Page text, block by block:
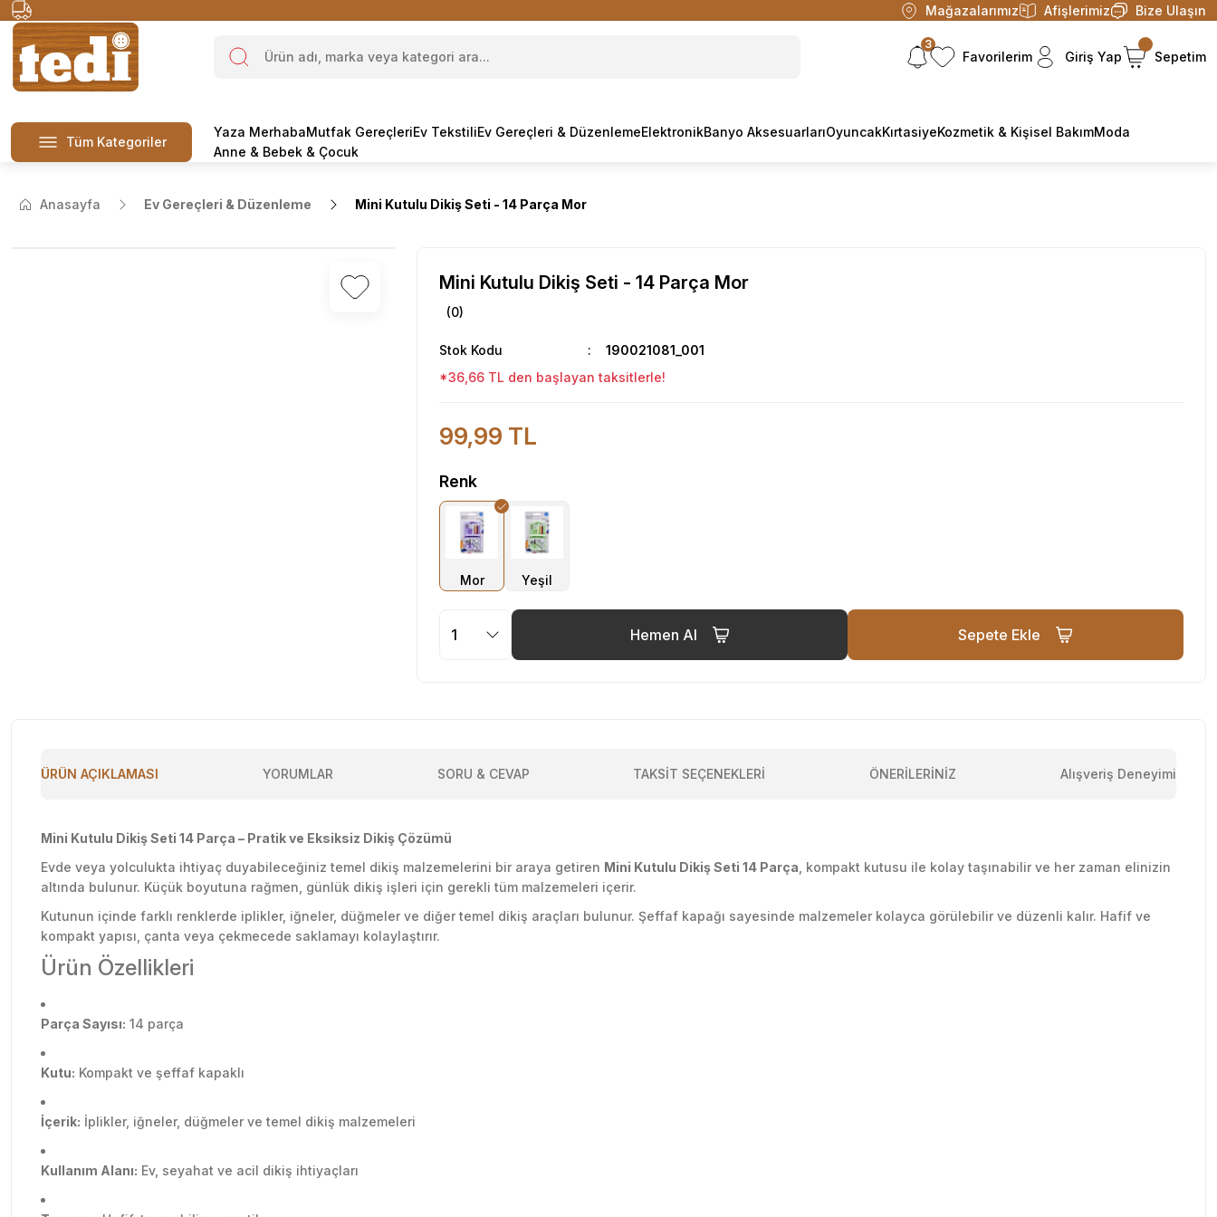
Mağazalarımız Afişlerimiz Bize Ulaşın
3
Favorilerim Giriş Yap Sepetim
Tüm Kategoriler
Yaza MerhabaMutfak GereçleriEv TekstiliEv Gereçleri & DüzenlemeElektronikBanyo AksesuarlarıOyuncakKırtasiyeKozmetik & Kişisel BakımModa
Anne & Bebek & Çocuk
Anasayfa Ev Gereçleri & Düzenleme Mini Kutulu Dikiş Seti - 14 Parça Mor
Mini Kutulu Dikiş Seti - 14 Parça Mor
(0)
Stok Kodu
190021081_001
*36,66 TL den başlayan taksitlerle!
99,99 TL
Renk
Hemen Al Sepete Ekle
ÜRÜN AÇIKLAMASI YORUMLAR SORU & CEVAP TAKSİT SEÇENEKLERİ ÖNERİLERİNİZ Alışveriş Deneyimi
Mini Kutulu Dikiş Seti 14 Parça – Pratik ve Eksiksiz Dikiş Çözümü
Evde veya yolculukta ihtiyaç duyabileceğiniz temel dikiş malzemelerini bir araya getiren Mini Kutulu Dikiş Seti 14 Parça , kompakt kutusu ile kolay taşınabilir ve her zaman elinizin
altında bulunur. Küçük boyutuna rağmen, günlük dikiş işleri için gerekli tüm malzemeleri içerir.
Kutunun içinde farklı renklerde iplikler, iğneler, düğmeler ve diğer temel dikiş araçları bulunur. Şeffaf kapağı sayesinde malzemeler kolayca görülebilir ve düzenli kalır. Hafif ve
kompakt yapısı, çanta veya çekmecede saklamayı kolaylaştırır.
Ürün Özellikleri
Parça Sayısı: 14 parça
Kutu: Kompakt ve şeffaf kapaklı
İçerik: İplikler, iğneler, düğmeler ve temel dikiş malzemeleri
Kullanım Alanı: Ev, seyahat ve acil dikiş ihtiyaçları